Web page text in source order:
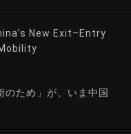
New Exit–Entry
ため」が、いま中国